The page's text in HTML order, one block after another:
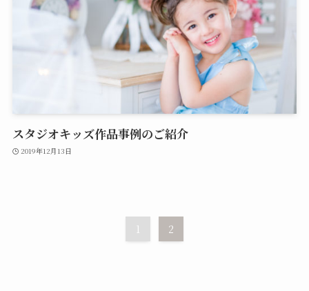
スタジオキッズ作品事例のご紹介
2019年12月13日
1 2